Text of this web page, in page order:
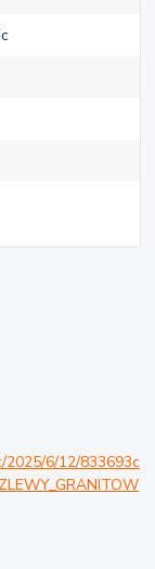
2025/6/12/833693c